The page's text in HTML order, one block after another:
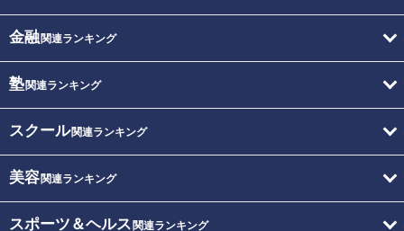
金融関連ランキング
塾関連ランキング
スクール関連ランキング
美容関連ランキング
スポーツ＆ヘルス 関連ランキング